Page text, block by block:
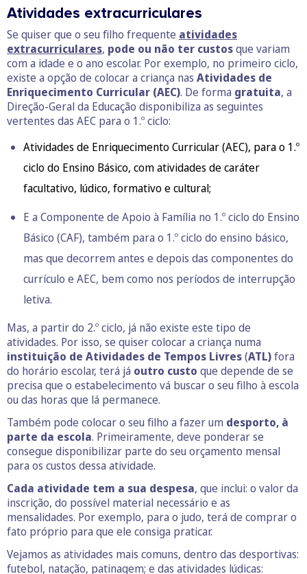
Atividades extracurriculares
Se quiser que o seu filho frequente atividades
extracurriculares, pode ou não ter custosque variam
com a idade e o ano escolar. Por exemplo, no primeiro ciclo,
existe a opção de colocar a criança nas Atividades de
Enriquecimento Curricular (AEC). De forma gratuita, a
Direção-Geral da Educação disponibiliza as seguintes
vertentes das AEC para o 1.º ciclo:
Atividades de Enriquecimento Curricular (AEC), para o 1.º
ciclo do Ensino Básico, com atividades de caráter
facultativo, lúdico, formativo e cultural;
E a Componente de Apoio à Família no 1.º ciclo do Ensino
Básico (CAF), também para o 1.º ciclo do ensino básico,
mas que decorrem antes e depois das componentes do
currículo e AEC, bem como nos períodos de interrupção
letiva.
Mas, a partir do 2.º ciclo, já não existe este tipo de
atividades. Por isso, se quiser colocar a criança numa
instituição de Atividades de Tempos Livres(ATL)fora
do horário escolar, terá já outro custo que depende de se
precisa que o estabelecimento vá buscar o seu filho à escola
ou das horas que lá permanece.
Também pode colocar o seu filho a fazer um desporto, à
parte da escola. Primeiramente, deve ponderar se
consegue disponibilizar parte do seu orçamento mensal
para os custos dessa atividade.
Cada atividade tem a sua despesa, que inclui: o valor da
inscrição, do possível material necessário e as
mensalidades. Por exemplo, para o judo, terá de comprar o
fato próprio para que ele consiga praticar.
Vejamos as atividades mais comuns, dentro das desportivas:
futebol, natação, patinagem; e das atividades lúdicas: